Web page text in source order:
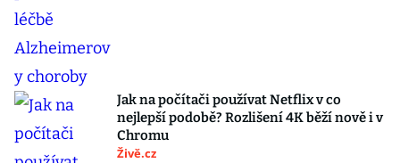
Jak na počítači používat Netflix v co
nejlepší podobě? Rozlišení 4K běží nově i v
Chromu
Živě.cz